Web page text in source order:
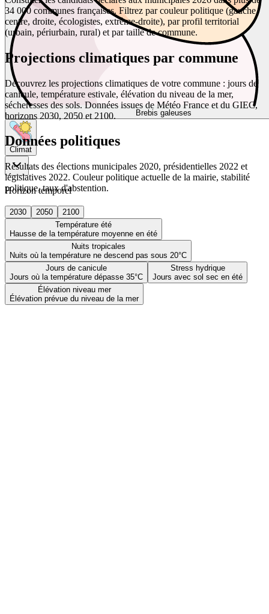
Brebis galeuses
Climat
Horizon temporel
2030 2050
2100
Température été
Hausse de la température moyenne en été
Nuits tropicales
Nuits où la température ne descend pas sous 20°C
Jours de canicule
Jours où la température dépasse 35°C
Stress hydrique
Jours avec sol sec en été
Élévation niveau mer
Élévation prévue du niveau de la mer
34 000 communes françaises. Filtrez par couleur politique (gauche,
centre, droite, écologistes, extrême-droite), par profil territorial
(urbain, périurbain, rural) et par taille de commune.
Projections climatiques par commune
Découvrez les projections climatiques de votre commune : jours de
canicule, température estivale, élévation du niveau de la mer,
sécheresses des sols. Données issues de Météo France et du GIEC,
horizons 2030, 2050 et 2100.
Données politiques
Résultats des élections municipales 2020, présidentielles 2022 et
législatives 2022. Couleur politique actuelle de la mairie, stabilité
politique, taux d'abstention.